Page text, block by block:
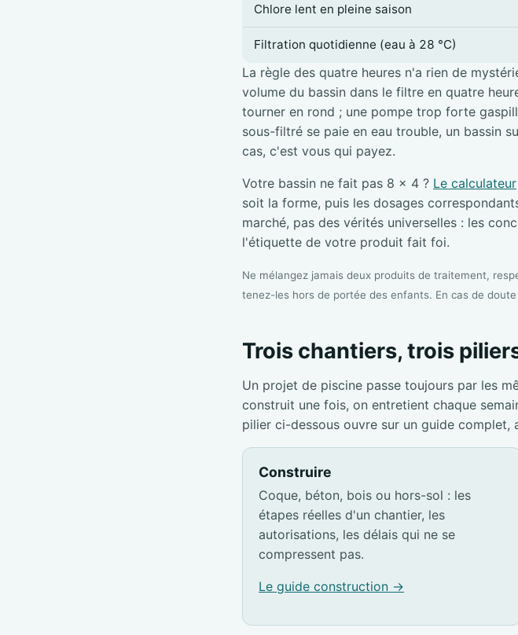
Chlore lent en pleine saison
Filtration quotidienne (eau à 28 °C)
La règle des quatre heures n'a rien de
volume du bassin dans le filtre en quatre
tourner en rond ; une pompe trop forte
sous-filtré se paie en eau trouble, un bassin
cas, c'est vous qui payez.
Votre bassin ne fait pas 8 × 4 ? Le calculateur
soit la forme, puis les dosages
marché, pas des vérités universelles : les
l'étiquette de votre produit fait foi.
Ne mélangez jamais deux produits de traitement,
tenez-les hors de portée des enfants. En cas de
Trois chantiers, trois
Un projet de piscine passe toujours par les
construit une fois, on entretient chaque
pilier ci-dessous ouvre sur un guide complet,
Construire
Coque, béton, bois ou hors-sol : les
étapes réelles d'un chantier, les
autorisations, les délais qui ne se
compressent pas.
Le guide construction →